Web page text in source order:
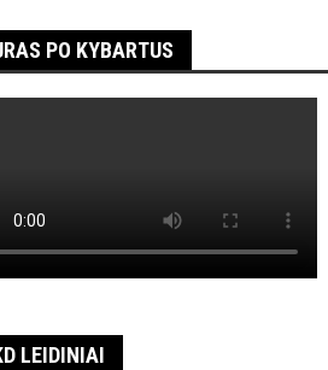
PO KYBARTUS
LEIDINIAI